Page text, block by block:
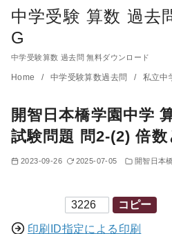
中学受験 算数 過去
G
中学受験算数 過去問 無料ダウンロード
Home 中学受験算数過去問 私立中
開智日本橋学園中学
試験問題 問2-(2) 倍数
2023-09-26 2025-07-05 開智日本
コピー
印刷ID指定による印刷